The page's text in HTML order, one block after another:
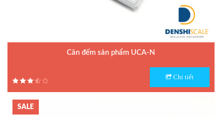
Cân đếm sản phẩm UCA-N
Hãng sản xuất : UTE - Taiwan
Chi tiết
SALE